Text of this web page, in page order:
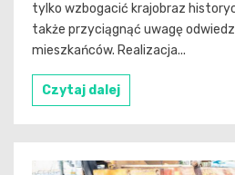
tylko wzbogacić krajobraz
także przyciągnąć uwagę
mieszkańców. Realizacja...
Czytaj dalej